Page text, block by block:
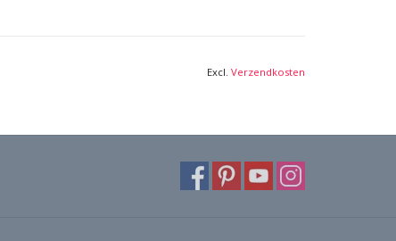
Excl. Verzendkosten